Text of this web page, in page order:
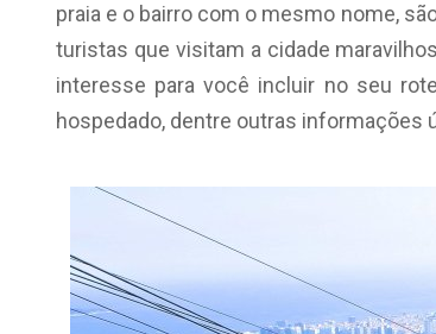
praia e o bairro com o mesmo nome,
turistas que visitam a cidade
interesse para você incluir no seu
hospedado, dentre outras informações